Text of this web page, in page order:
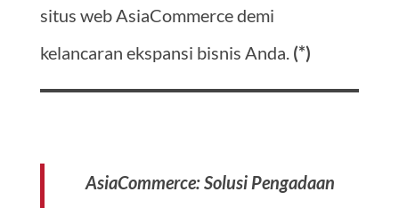
situs web AsiaCommerce demi
kelancaran ekspansi bisnis Anda. (*)
AsiaCommerce: Solusi Pengadaan